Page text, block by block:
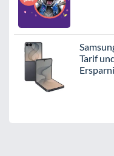
Tarif